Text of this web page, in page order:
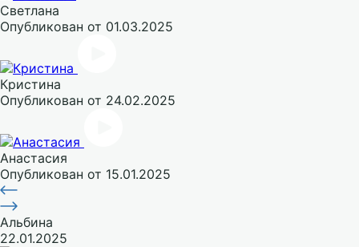
Светлана
Опубликован от 01.03.2025
Кристина
Опубликован от 24.02.2025
Анастасия
Опубликован от 15.01.2025
Альбина
22.01.2025